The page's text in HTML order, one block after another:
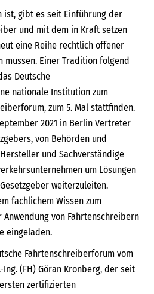
ist, gibt es seit Einführung der
und mit dem in Kraft setzen
eine Reihe rechtlich offener
müssen. Einer Tradition folgend
Deutsche
nationale Institution zum
zum 5. Mal stattfinden.
2021 in Berlin Vertreter
von Behörden und
und Sachverständige
um Lösungen
weiterzuleiten.
fachlichem Wissen zum
von Fahrtenschreibern
eingeladen.
Fahrtenschreiberforum vom
(FH) Göran Kronberg, der seit
zertifizierten